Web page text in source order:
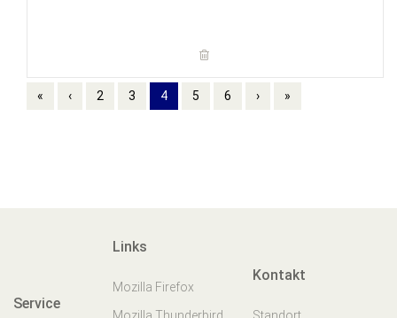
« ‹ 2 3 4 5 6 › »
Service
Links
Mozilla Firefox
Kontakt